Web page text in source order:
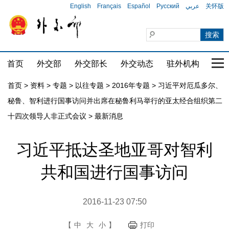
English Français Español Русский عربي 关怀版
首页 外交部 外交部长 外交动态 驻外机构 国
首页 > 资料 > 专题 > 以往专题 > 2016年专题 > 习近平对厄瓜多尔、
秘鲁、智利进行国事访问并出席在秘鲁利马举行的亚太经合组织第二
十四次领导人非正式会议 > 最新消息
习近平抵达圣地亚哥对智利
共和国进行国事访问
2016-11-23 07:50
【 中 大 小 】 打印